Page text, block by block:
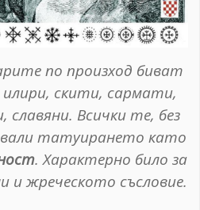
по произход биват
илири, скити, сармати,
славяни. Всички те, без
татуирането като
. Характерно било за
и жреческото съсловие.